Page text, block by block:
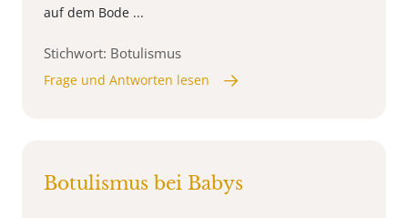
auf dem Bode ...
Stichwort: Botulismus
Frage und Antworten lesen
Botulismus bei Babys